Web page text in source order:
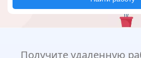
Получите удаленную